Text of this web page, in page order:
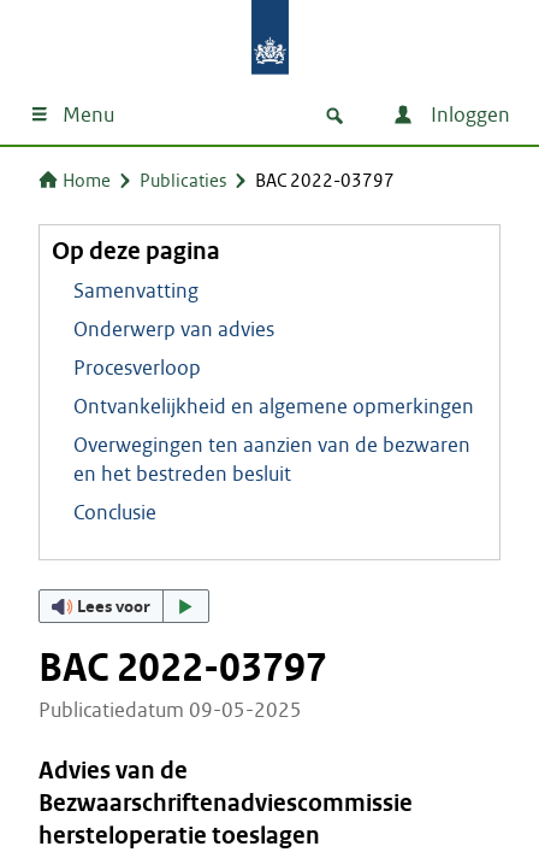
Menu Inloggen
Home Publicaties BAC 2022-03797
Op deze pagina
Samenvatting
Onderwerp van advies
Procesverloop
Ontvankelijkheid en algemene opmerkingen
Overwegingen ten aanzien van de bezwaren
en het bestreden besluit
Conclusie
Lees voor
BAC 2022-03797
Publicatiedatum 09-05-2025
Advies van de
Bezwaarschriftenadviescommissie
hersteloperatie toeslagen